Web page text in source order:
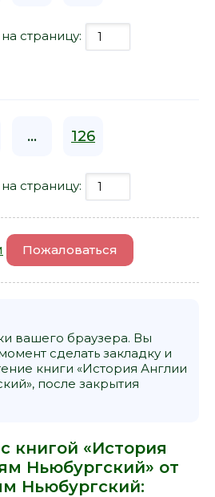
страницу:
... 126
страницу:
Пожаловаться
вашего браузера. Вы
сделать закладку и
книги «История Англии
после закрытия
книгой «История
Ньюбургский» от
Ньюбургский: